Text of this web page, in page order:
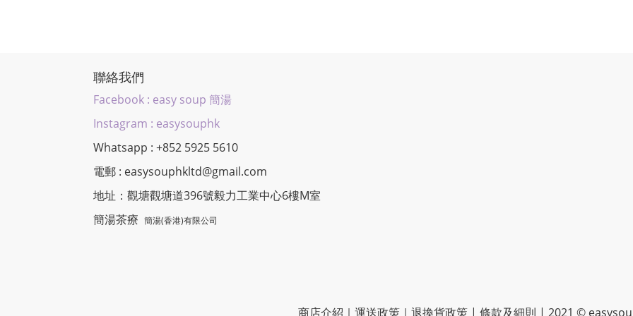
聯絡我們
Facebook : easy soup 簡湯
Instagram : easysouphk
Whatsapp : +852 5925 5610
電郵 : easysouphkltd@gmail.com
地址：觀塘觀塘道396號毅力工業中心6樓M室
簡湯茶療 簡湯(香港)有限公司
商店介紹 ｜ 運送政策｜ 退換貨政策| 條款及細則 | 2021 ©